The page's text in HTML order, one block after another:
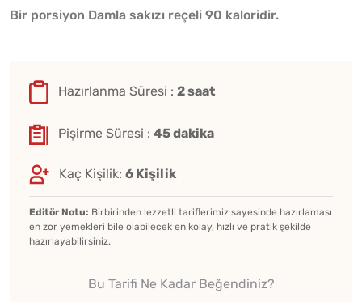
Bir porsiyon Damla sakızı reçeli 90 kaloridir.
Hazırlanma Süresi : 2 saat
Pişirme Süresi : 45 dakika
Kaç Kişilik: 6 Kişilik
Editör Notu: Birbirinden lezzetli tariflerimiz sayesinde hazırlaması
en zor yemekleri bile olabilecek en kolay, hızlı ve pratik şekilde
hazırlayabilirsiniz.
Bu Tarifi Ne Kadar Beğendiniz?